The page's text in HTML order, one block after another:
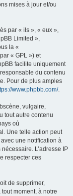
mises à jour et/ou
par « ils », « eux »,
Limited »,
la «
« GPL ») et
facilite uniquement
du contenu
Pour de plus amples
www.phpbb.com/.
vulgaire,
tout autre contenu
où
Une telle action peut
une notification à
L’adresse IP
respecter ces
de supprimer,
moment, à notre